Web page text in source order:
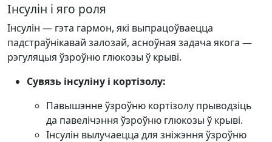
Інсулін і яго роля
Інсулін — гэта гармон, які выпрацоўваецца
падстраўнікавай залозай, асноўная задача якога —
рэгуляцыя ўзроўню глюкозы ў крыві.
Сувязь інсуліну і кортізолу:
Павышэнне ўзроўню кортізолу прыводзіць
да павелічэння ўзроўню глюкозы ў крыві.
Інсулін вылучаецца для зніжэння ўзроўню